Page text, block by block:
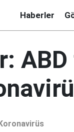
Haberler
ABD